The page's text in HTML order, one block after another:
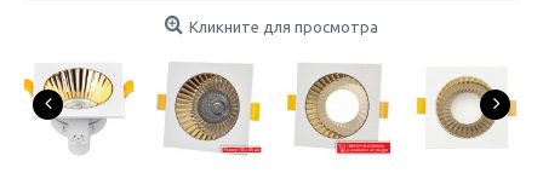
Кликните для просмотра